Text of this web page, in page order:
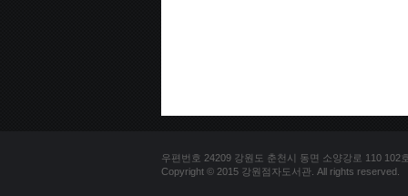
우편번호 24209 강원도 춘천시 동면 소양강로 110 102
Copyright © 2015 강원점자도서관. All rights reserved.